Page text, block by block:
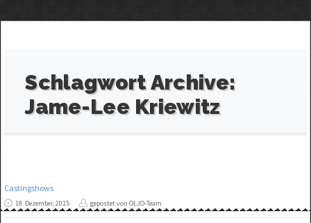
Schlagwort Archive:
Jame-Lee Kriewitz
Castingshows
18. Dezember, 2015 gepostet von OLJO-Team